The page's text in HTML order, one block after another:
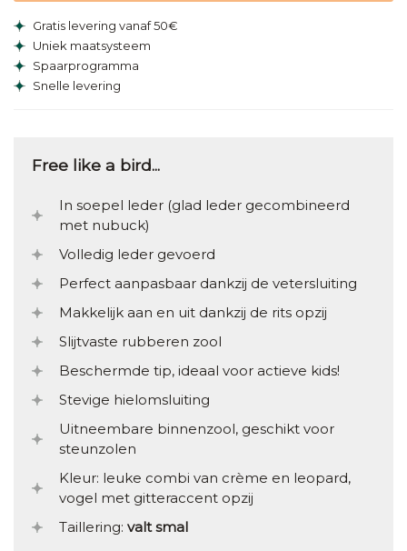
Gratis levering vanaf 50€
Uniek maatsysteem
Spaarprogramma
Snelle levering
Free like a bird...
In soepel leder (glad leder gecombineerd
met nubuck)
Volledig leder gevoerd
Perfect aanpasbaar dankzij de vetersluiting
Makkelijk aan en uit dankzij de rits opzij
Slijtvaste rubberen zool
Beschermde tip, ideaal voor actieve kids!
Stevige hielomsluiting
Uitneembare binnenzool, geschikt voor
steunzolen
Kleur: leuke combi van crème en leopard,
vogel met gitteraccent opzij
Taillering: valt smal